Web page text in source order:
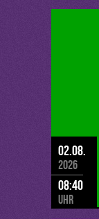
02.08.
2026
08:40
Uhr